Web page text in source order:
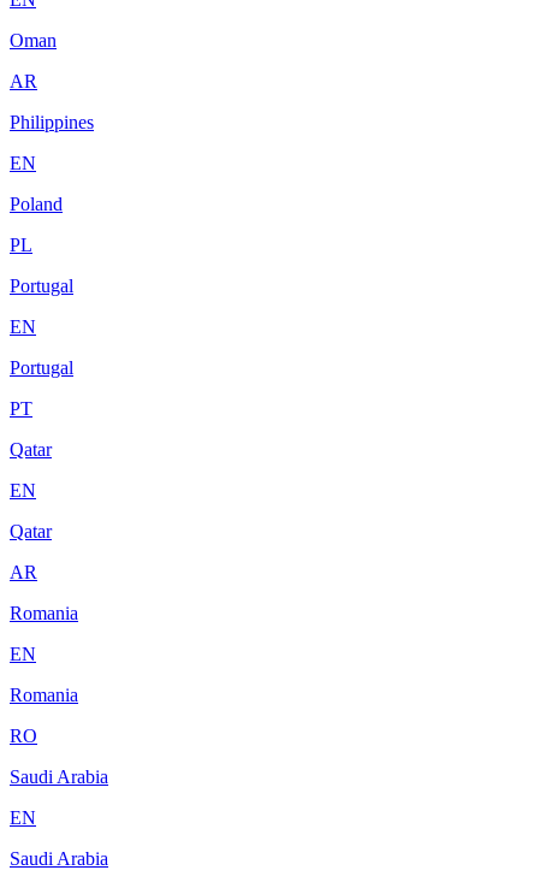
Oman
AR
Philippines
EN
Poland
PL
Portugal
EN
Portugal
PT
Qatar
EN
Qatar
AR
Romania
EN
Romania
RO
Saudi Arabia
EN
Saudi Arabia